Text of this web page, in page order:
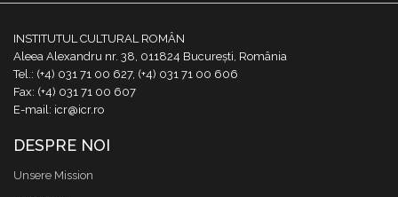
INSTITUTUL CULTURAL ROMÂN
Aleea Alexandru nr. 38, 011824 București, România
Tel.: (+4) 031 71 00 627, (+4) 031 71 00 606
Fax: (+4) 031 71 00 607
E-mail: icr@icr.ro
DESPRE NOI
Unsere Mission